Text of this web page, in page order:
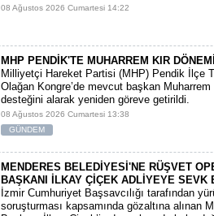
08 Ağustos 2026 Cumartesi 14:22
MHP PENDİK'TE MUHARREM KIR
​Milliyetçi Hareket Partisi (MHP) Pendik İlçe
Olağan Kongre’de mevcut başkan Muharrem
desteğini alarak yeniden göreve getirildi.
08 Ağustos 2026 Cumartesi 13:38
GÜNDEM
MENDERES BELEDİYESİ'NE RÜŞVET
BAŞKANI İLKAY ÇİÇEK ADLİYEYE SEVK
​İzmir Cumhuriyet Başsavcılığı tarafından
soruşturması kapsamında gözaltına alınan